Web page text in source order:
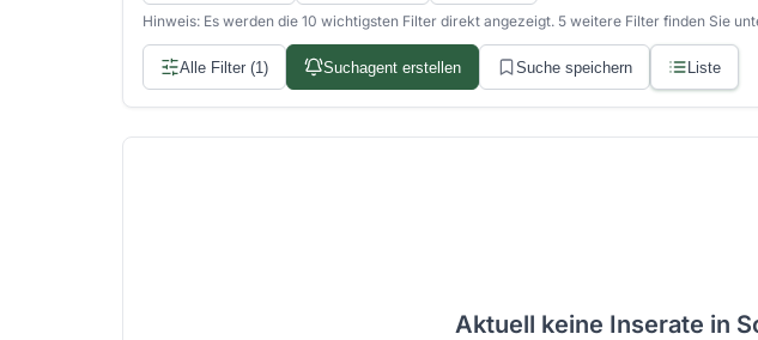
Hinweis: Es werden die 10 wichtigsten Filter direkt angezeigt. 5 weitere Filter finden Sie
Alle Filter (1) Suchagent erstellen Suche speichern Liste
Aktuell keine Inserate in